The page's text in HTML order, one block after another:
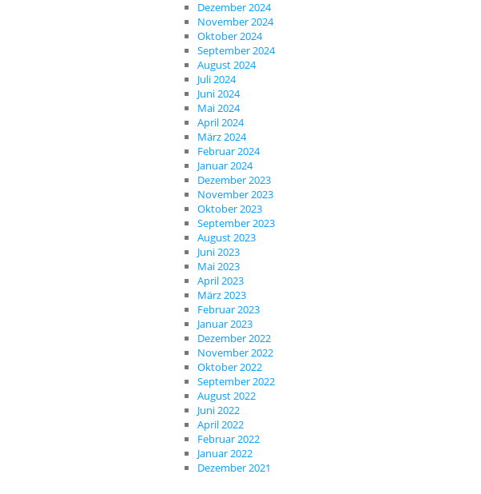
Dezember 2024
November 2024
Oktober 2024
September 2024
August 2024
Juli 2024
Juni 2024
Mai 2024
April 2024
März 2024
Februar 2024
Januar 2024
Dezember 2023
November 2023
Oktober 2023
September 2023
August 2023
Juni 2023
Mai 2023
April 2023
März 2023
Februar 2023
Januar 2023
Dezember 2022
November 2022
Oktober 2022
September 2022
August 2022
Juni 2022
April 2022
Februar 2022
Januar 2022
Dezember 2021